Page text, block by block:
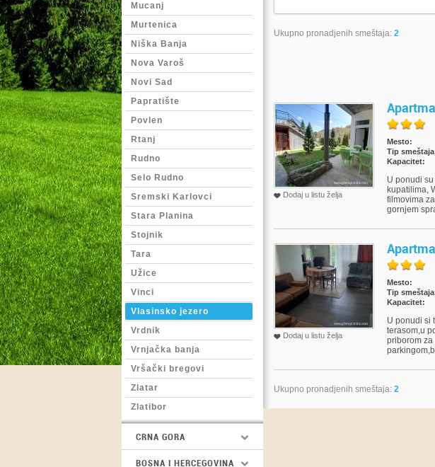
Mucanj
Murtenica
Niška Banja
Nova Varoš
Novi Sad
Papratište
Povlen
Rtanj
Rudno
Selo Rudno
Sremski Karlovci
Stara Planina
Stojnik
Tara
Užice
Vinci
Vlasinsko jezero
Vrdnik
Vrnjačka banja
Vršački bregovi
Zlatar
Zlatibor
CRNA GORA
BOSNA I HERCEGOVINA
Ukupno pronadjenih smeštaja: 2
Dodaj u listu želja
Mesto:
Tip
Kapacitet:
U ponudi
kupatilima,
filmovima
gornjem
Dodaj u listu želja
Mesto:
Tip
Kapacitet:
U ponudi si
terasom,u
priborom
Ukupno pronadjenih smeštaja: 2